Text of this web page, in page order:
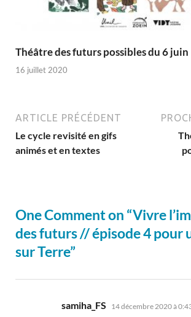
Théâtre des futurs possibles du 6 juin
16 juillet 2020
ARTICLE PRÉCÉDENT
Le cycle revisité en gifs
animés et en textes
One Comment on “Vivre
des futurs // épisode 4 pour
sur Terre”
samiha_FS dit :
14 décembre 2020 à